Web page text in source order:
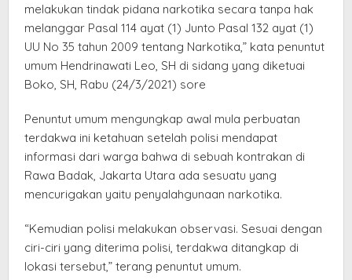
melakukan tindak pidana narkotika secara tanpa hak
melanggar Pasal 114 ayat (1) Junto Pasal 132 ayat (1)
UU No 35 tahun 2009 tentang Narkotika,” kata penuntut
umum Hendrinawati Leo, SH di sidang yang diketuai
Boko, SH, Rabu (24/3/2021) sore
Penuntut umum mengungkap awal mula perbuatan
terdakwa ini ketahuan setelah polisi mendapat
informasi dari warga bahwa di sebuah kontrakan di
Rawa Badak, Jakarta Utara ada sesuatu yang
mencurigakan yaitu penyalahgunaan narkotika.
“Kemudian polisi melakukan observasi. Sesuai dengan
ciri-ciri yang diterima polisi, terdakwa ditangkap di
lokasi tersebut,” terang penuntut umum.